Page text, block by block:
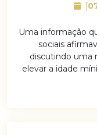
[
Uma informação
sociais
discutindo uma
elevar a idade